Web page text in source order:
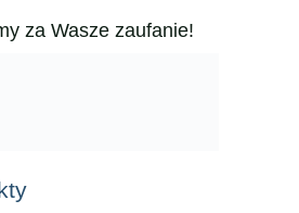
za Wasze zaufanie!